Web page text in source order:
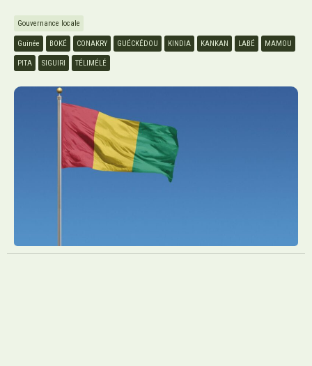
Gouvernance locale
Guinée BOKÉ CONAKRY GUÉCKÉDOU KINDIA KANKAN LABÉ MAMOU
PITA SIGUIRI TÉLIMÉLÉ